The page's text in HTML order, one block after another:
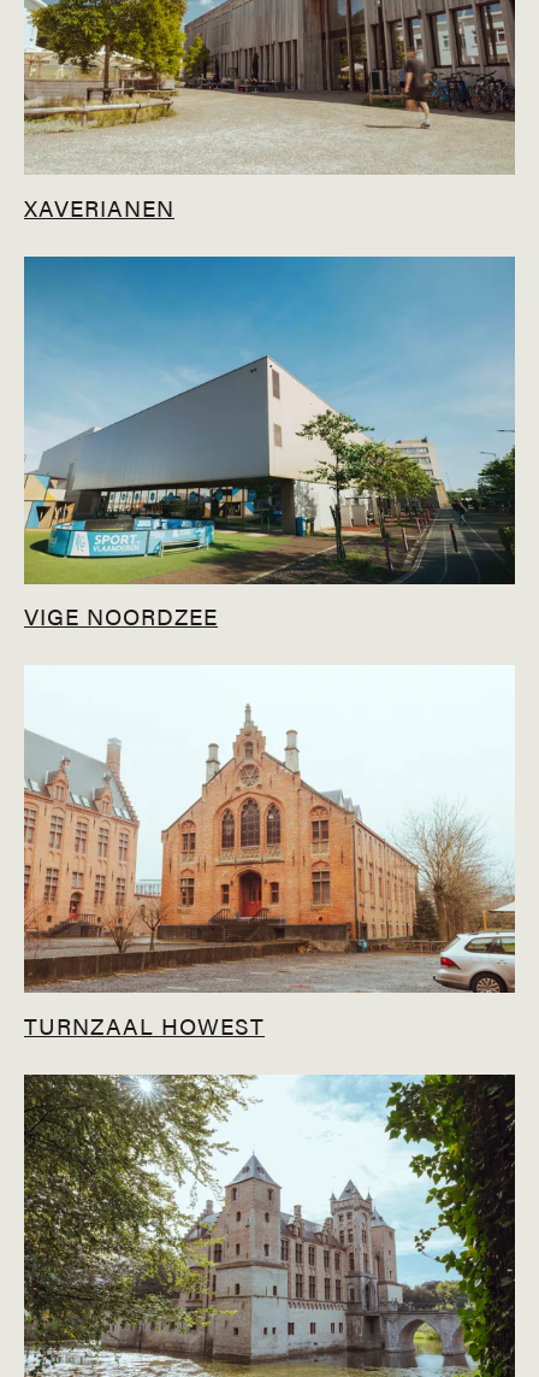
XAVERIANEN
VIGE NOORDZEE
TURNZAAL HOWEST